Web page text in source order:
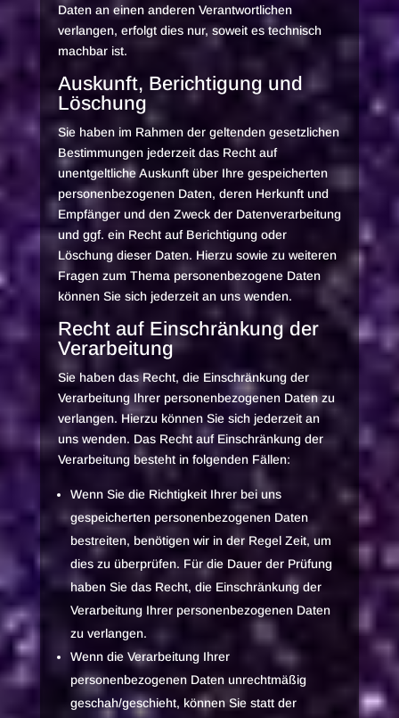
Daten an einen anderen Verantwortlichen
verlangen, erfolgt dies nur, soweit es technisch
machbar ist.
Auskunft, Berichtigung und
Löschung
Sie haben im Rahmen der geltenden gesetzlichen
Bestimmungen jederzeit das Recht auf
unentgeltliche Auskunft über Ihre gespeicherten
personenbezogenen Daten, deren Herkunft und
Empfänger und den Zweck der Datenverarbeitung
und ggf. ein Recht auf Berichtigung oder
Löschung dieser Daten. Hierzu sowie zu weiteren
Fragen zum Thema personenbezogene Daten
können Sie sich jederzeit an uns wenden.
Recht auf Einschränkung der
Verarbeitung
Sie haben das Recht, die Einschränkung der
Verarbeitung Ihrer personenbezogenen Daten zu
verlangen. Hierzu können Sie sich jederzeit an
uns wenden. Das Recht auf Einschränkung der
Verarbeitung besteht in folgenden Fällen:
Wenn Sie die Richtigkeit Ihrer bei uns
gespeicherten personenbezogenen Daten
bestreiten, benötigen wir in der Regel Zeit, um
dies zu überprüfen. Für die Dauer der Prüfung
haben Sie das Recht, die Einschränkung der
Verarbeitung Ihrer personenbezogenen Daten
zu verlangen.
Wenn die Verarbeitung Ihrer
personenbezogenen Daten unrechtmäßig
geschah/geschieht, können Sie statt der